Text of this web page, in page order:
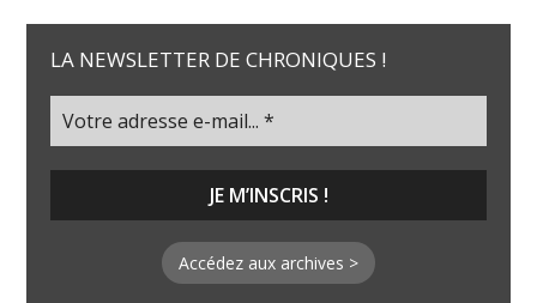
LA NEWSLETTER DE CHRONIQUES !
Accédez aux archives >